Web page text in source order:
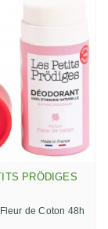
PRÖDIGES
de Coton 48h